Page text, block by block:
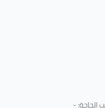
الحاجة: -